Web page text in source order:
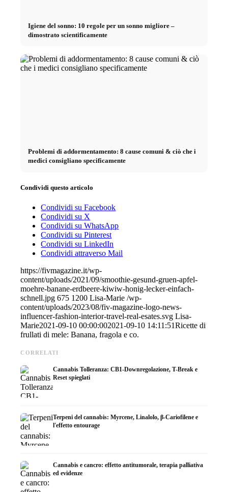
Igiene del sonno: 10 regole per un sonno migliore –
dimostrato scientificamente
Problemi di addormentamento: 8 cause comuni & ciò che i
medici consigliano specificamente
Condividi questo articolo
Condividi su Facebook
Condividi su X
Condividi su WhatsApp
Condividi su Pinterest
Condividi su LinkedIn
Condividi attraverso Mail
https://fivmagazine.it/wp-
content/uploads/2021/09/smoothie-gesund-gruen-apfel-
moehre-banane-erdbeere-kiwiw-honig-lecker-einfach-
schnell.jpg 675 1200 Lisa-Marie /wp-
content/uploads/2023/08/fiv-magazine-logo-news-
influencer-fashion-interior-travel-real-esates.svg Lisa-
Marie2021-09-10 00:00:002021-09-10 14:11:51Ricette di
frullati di mele: Banana, fragola e co.
CORRELATI
Cannabis Tolleranza: CB1-Downregolazione, T-Break e
Reset spieglati
Terpeni del cannabis: Myrcene, Linalolo, β-Cariofilene e
l'effetto entourage
Cannabis e cancro: effetto antitumorale, terapia palliativa
ed evidenze